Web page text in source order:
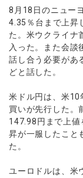
エネルギーCFD
貴金属CFD
ソフトコモディティ
バトルCFD
約定率
取引時間
取引計算シミュレー
注文執行ポリシー
経済指標・予測カレ
休眠口座と凍結口座
ウォレット口座
cTrader
AXIORYアプリ
AXIORYポータ
カスタムインジケータ
日本時間表示インジ
ストライク インジケ
MQLシグナル
NEW
通貨インデックス
特別・VIPプログラム
お知らせ
マーケットニュース
コーポレートニュー
キャンペーン
企業情報
会社概要
役員紹介
お問合せ
よくあるご質問
日本語
English
Русский
Español
ไทย
Tiếng Việt
8月18日のニュー
4.35％台まで上昇
た。米ウクライナ
入った。また会談
話し合う必要があ
どと話した。
米ドル円は、米10
買いが先行した。
147.98円まで上値
昇が一服したこと
た。
ユーロドルは、米